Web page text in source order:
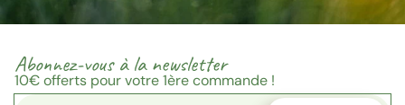
Abonnez-vous à la newsletter
10€offerts pour votre 1ère commande !